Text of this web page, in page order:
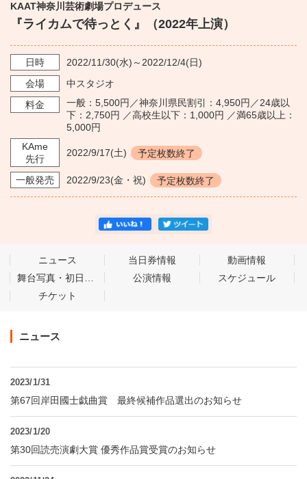
KAAT神奈川芸術劇場プロデュース
『ライカムで待っとく』（2022年上演）
日時 2022/11/30(水)～ 2022/12/4(日)
会場
中スタジオ
料金
一般：5,500円／神奈川県民割引：4,950円／24歳以
下：2,750円 ／高校生以下：1,000円 ／満65歳以上：
5,000円
KAme
先行
2022/9/17(土) 予定枚数終了
一般発売 2022/9/23(金・祝) 予定枚数終了
ニュース 当日券情報
動画情報
舞台写真・初日コメント
公演情報
スケジュール
チケット
ニュース
2023/1/31
第67回岸田國士戯曲賞 最終候補作品選出のお知らせ
2023/1/20
第30回読売演劇大賞 優秀作品賞受賞のお知らせ